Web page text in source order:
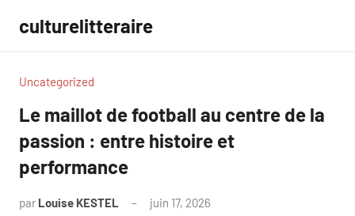
contenu
culturelitteraire
Uncategorized
Le maillot de football au centre de la
passion : entre histoire et
performance
par Louise KESTEL juin 17, 2026